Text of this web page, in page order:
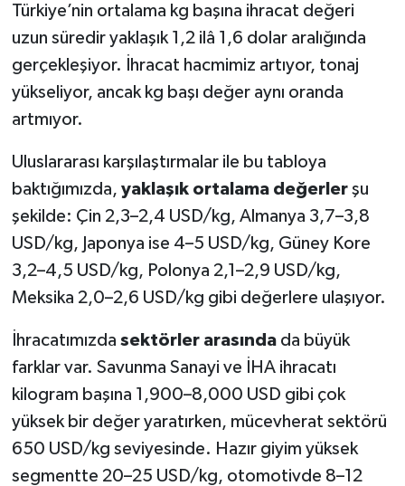
Türkiye’nin ortalama kg başına ihracat değeri
uzun süredir yaklaşık 1,2 ilâ 1,6 dolar aralığında
gerçekleşiyor. İhracat hacmimiz artıyor, tonaj
yükseliyor, ancak kg başı değer aynı oranda
artmıyor.
Uluslararası karşılaştırmalar ile bu tabloya
baktığımızda, yaklaşık ortalama değerlerşu
şekilde: Çin 2,3–2,4 USD/kg, Almanya 3,7–3,8
USD/kg, Japonya ise 4–5 USD/kg, Güney Kore
3,2–4,5 USD/kg, Polonya 2,1–2,9 USD/kg,
Meksika 2,0–2,6 USD/kg gibi değerlere ulaşıyor.
İhracatımızda sektörler arasındada büyük
farklar var. Savunma Sanayi ve İHA ihracatı
kilogram başına 1,900–8,000 USD gibi çok
yüksek bir değer yaratırken, mücevherat sektörü
650 USD/kg seviyesinde. Hazır giyim yüksek
segmentte 20–25 USD/kg, otomotivde 8–12